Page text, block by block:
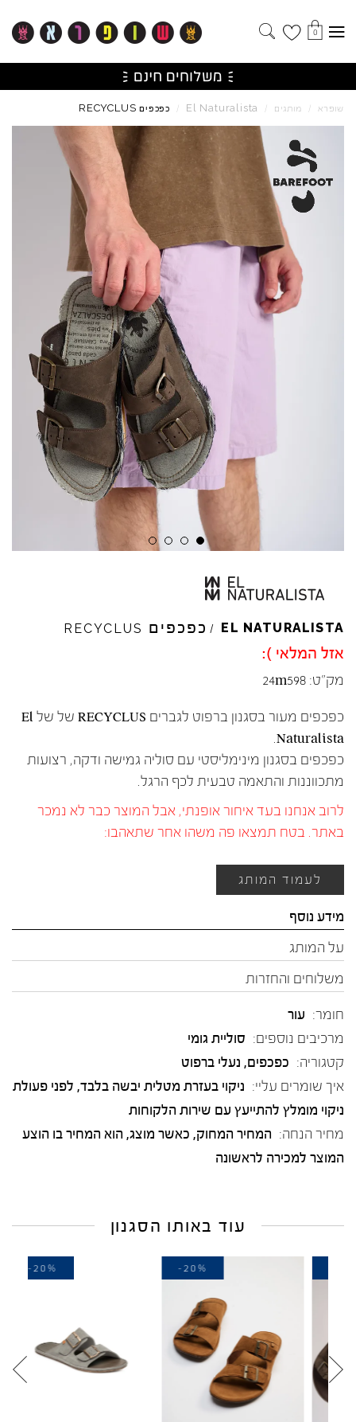
0
שופרא / מותגים /
El Naturalista
/ כפכפים RECYCLUS
EL NATURALISTA
/ כפכפים RECYCLUS
אזל המלאי ):
מק"ט: 24m598
כפכפים מעור בסגנון ברפוט לגברים RECYCLUS של של El
Naturalista.
כפכפים בסגנון מינימליסטי עם סוליה גמישה ודקה, רצועות
מתכווננות והתאמה טבעית לכף הרגל.
לרוב אנחנו בעד איחור אופנתי, אבל המוצר כבר לא נמכר
באתר. בטח תמצאו פה משהו אחר שתאהבו:
לעמוד המותג
מידע נוסף
על המותג
משלוחים והחזרות
חומר: עור
מרכיבים נוספים: סוליית גומי
קטגוריה: כפכפים, נעלי ברפוט
איך שומרים עליי: ניקוי בעזרת מטלית יבשה בלבד, לפני פעולת
ניקוי מומלץ להתייעץ עם שירות הלקוחות
מחיר הנחה: המחיר המחוק, כאשר מוצג, הוא המחיר בו הוצע
המוצר למכירה לראשונה
עוד באותו הסגנון
-20%
-20%